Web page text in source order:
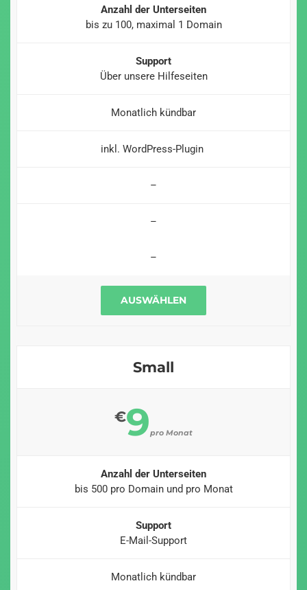
Anzahl der Unterseiten
bis zu 100, maximal 1 Domain
Support
Über unsere Hilfeseiten
Monatlich kündbar
inkl. WordPress-Plugin
–
–
–
AUSWÄHLEN
Small
€9pro Monat
Anzahl der Unterseiten
bis 500 pro Domain und pro Monat
Support
E-Mail-Support
Monatlich kündbar